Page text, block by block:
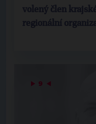
volený člen
regionální
▶ 9 ◀